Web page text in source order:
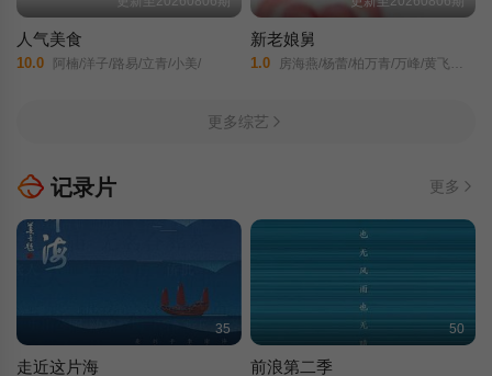
人气美食
10.0 阿楠/洋子/路易/立青/小美/
新老娘舅
1.0 房海燕/杨蕾/柏万青/万峰/黄飞珏/裴蓁/冯红梅/张兆国/黄红梅/蔚兰/
更多综艺
记录片 更多
35
走近这片海
50
前浪第二季